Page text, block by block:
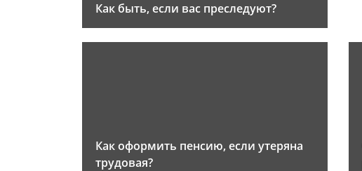
Как быть, если вас преследуют?
Как оформить пенсию, если утеряна
трудовая?